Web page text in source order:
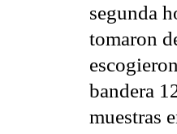
segunda
tomaron
bandera
muestras